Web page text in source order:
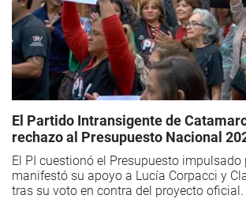
El Partido Intransigente de
rechazo al Presupuesto Nacional
El PI cuestionó el Presupuesto
manifestó su apoyo a Lucía Corpacci y
tras su voto en contra del proyecto oficial.